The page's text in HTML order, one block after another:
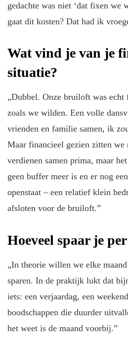
gedachte was niet ‘dat fixen we
gaat dit kosten? Dat had ik
Wat vind je van je
situatie?
„Dubbel. Onze bruiloft was echt
zoals we wilden. Een volle
vrienden en familie samen, ik
Maar financieel gezien zitten we
verdienen samen prima, maar
geen buffer meer is en er nog
openstaat – een relatief klein
afsloten voor de bruiloft.”
Hoeveel spaar je
„In theorie willen we elke
sparen. In de praktijk lukt dat
iets: een verjaardag, een
boodschappen die duurder
het weet is de maand voorbij.”